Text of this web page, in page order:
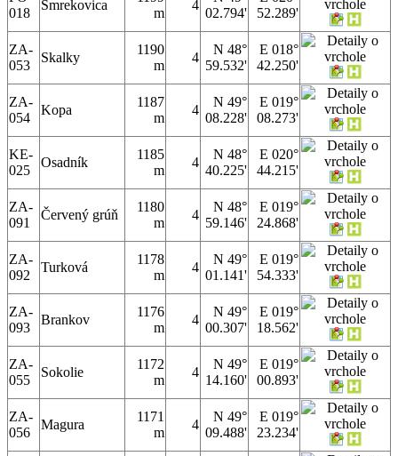
018
Smrekovica
m
4
02.794'
52.289'
ZA-
053
Skalky
1190
m
4
N 48°
59.532'
E 018°
42.250'
ZA-
054
Kopa
1187
m
4
N 49°
08.228'
E 019°
08.273'
KE-
025
Osadník
1185
m
4
N 48°
40.225'
E 020°
44.215'
ZA-
091
Červený grúň
1180
m
4
N 48°
59.146'
E 019°
24.868'
ZA-
092
Turková
1178
m
4
N 49°
01.141'
E 019°
54.333'
ZA-
093
Brankov
1176
m
4
N 49°
00.307'
E 019°
18.562'
ZA-
055
Sokolie
1172
m
4
N 49°
14.160'
E 019°
00.893'
ZA-
056
Magura
1171
m
4
N 49°
09.488'
E 019°
23.234'